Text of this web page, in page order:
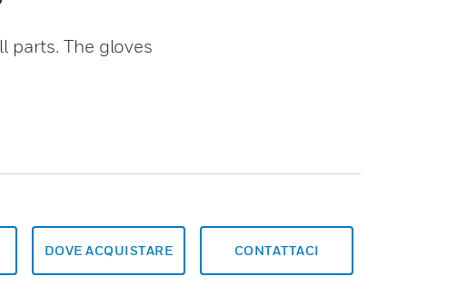
parts. The gloves
DOVE ACQUISTARE CONTATTACI